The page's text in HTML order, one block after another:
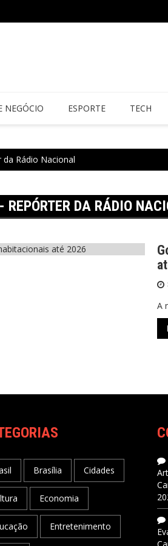
NEGÓCIO ESPORTE TECH
Rádio Nacional
REPÓRTER DA RÁDIO
A
Brasília Cidades
Economia
Entretenimento